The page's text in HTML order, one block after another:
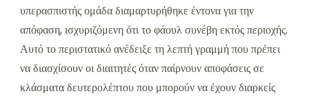
υπερασπιστής ομάδα διαμαρτυρήθηκε έντονα για την
απόφαση, ισχυριζόμενη ότι το φάουλ συνέβη εκτός περιοχής.
Αυτό το περιστατικό ανέδειξε τη λεπτή γραμμή που πρέπει
να διασχίσουν οι διαιτητές όταν παίρνουν αποφάσεις σε
κλάσματα δευτερολέπτου που μπορούν να έχουν διαρκείς